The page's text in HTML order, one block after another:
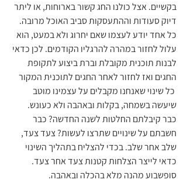
בקשיים. אצל כולנו החג קשור בארוחות, או ליתר
דיוק סעודות וההתעסקות סביב האוכל מרובה.
כל אחד יודע לעצמו שאם יחרוג ולא במעט, הוא
עלול לחזור במהרה להרגליו הקודמים. לכן כדאי
לבנות תוכנית מקובלת וברת ביצוע לתקופת
החגים ואז לחזור לאחר החגים לתוכנית המקור
כל שינוי שאנחנו מקבלים על עצמינו מוטב
שיעשה בשמחה, בקלות ובאהבה ולא כעונש.
כבר קיבלתם החלטות לשנה החדשה? כבר
חשבתם על שינויים שתרצו לעשות? צעד צעד,
שלב אחר שלב. בכדי להצליח בתהליך השינוי
כדאי לייצר הצלחות קטנות צעד אחר צעד.
סופשבוע מהנה מלא בהכלה ובאהבה.